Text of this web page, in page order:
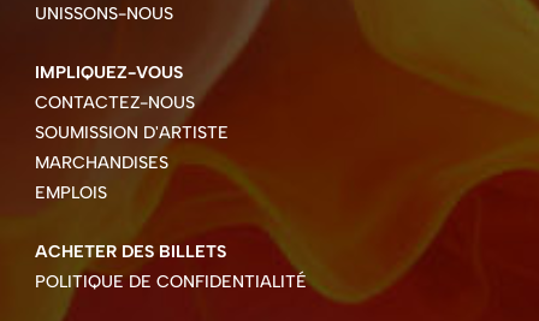
UNISSONS-NOUS
IMPLIQUEZ-VOUS
CONTACTEZ-NOUS
SOUMISSION D'ARTISTE
MARCHANDISES
EMPLOIS
ACHETER DES BILLETS
POLITIQUE DE CONFIDENTIALITÉ